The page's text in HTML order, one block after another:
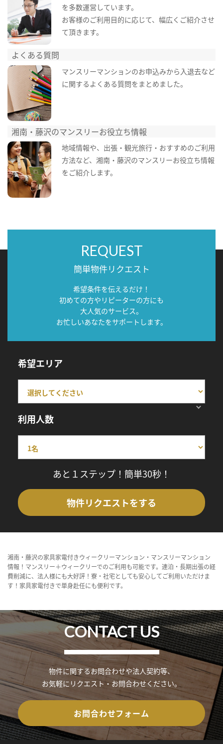
を多数運営しています。
お客様のご利用目的に応じて、幅広くご紹介させ
て頂きます。
よくある質問
マンスリーマンションのお申込みから入退去など
に関するよくある質問をまとめました。
湘南・藤沢のマンスリーお役立ち情報
地域情報や、出張・観光旅行・おすすめのご利用
方法など、湘南・藤沢のマンスリーお役立ち情報
をご紹介します。
REQUEST
簡単物件リクエスト
希望条件を伝えるだけ！
初めての方やリピーターの方にも
大人気のサービス。
お忙しいあなたをサポートします。
希望エリア
利用人数
あと１ステップ！簡単30秒！
物件リクエストをする
湘南・藤沢の家具家電付きウィークリーマンション・マンスリーマンション
情報！マンスリー＋ウィークリーでのご利用も可能です。連泊・長期出張の経
費削減に、法人様にも大好評！寮・社宅としても安心してご利用いただけま
す！家具家電付きで単身赴任にも便利です。
CONTACT US
物件に関するお問合わせや法人契約等、
お気軽にリクエスト・お問合わせください。
お問合わせフォーム